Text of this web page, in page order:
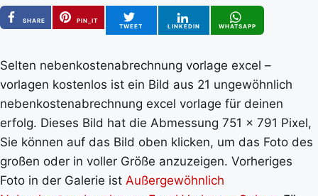
SHARE
PIN_IT
TWEET
LINKEDIN WHATSAPP
Selten nebenkostenabrechnung vorlage excel –
vorlagen kostenlos ist ein Bild aus 21 ungewöhnlich
nebenkostenabrechnung excel vorlage für deinen
erfolg. Dieses Bild hat die Abmessung 751 x 791 Pixel,
Sie können auf das Bild oben klicken, um das Foto des
großen oder in voller Größe anzuzeigen. Vorheriges
Foto in der Galerie ist Außergewöhnlich